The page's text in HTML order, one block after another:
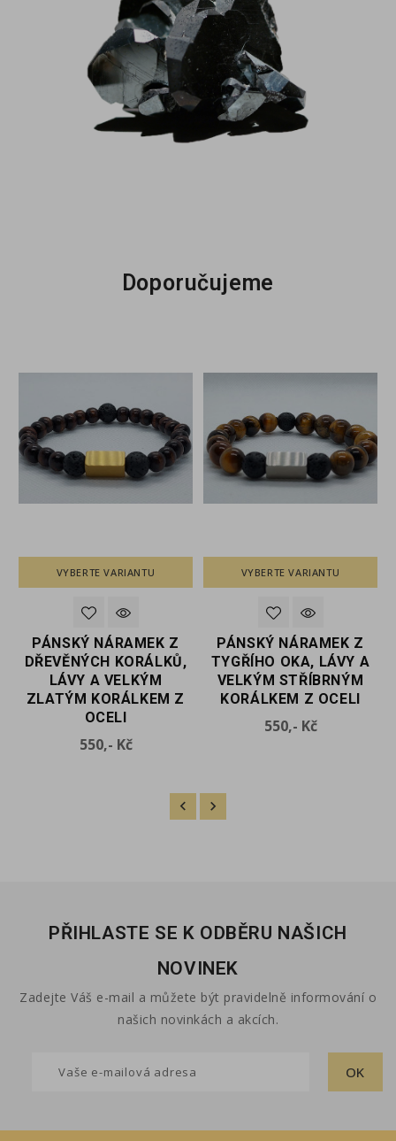
Doporučujeme
VYBERTE VARIANTU
PÁNSKÝ NÁRAMEK Z
DŘEVĚNÝCH KORÁLKŮ,
LÁVY A VELKÝM
ZLATÝM KORÁLKEM Z
OCELI
550,- KčCena
VYBERTE VARIANTU
PÁNSKÝ NÁRAMEK Z
TYGŘÍHO OKA, LÁVY A
VELKÝM STŘÍBRNÝM
KORÁLKEM Z OCELI
550,- KčCena
PŘIHLASTE SE K ODBĚRU NAŠICH
NOVINEK
Zadejte Váš e-mail a můžete být pravidelně informování o
našich novinkách a akcích.